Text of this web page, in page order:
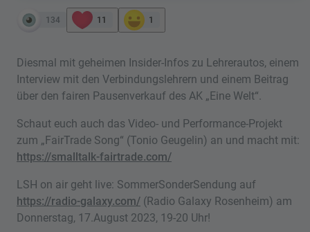
134 11 1
Diesmal mit geheimen Insider-Infos zu Lehrerautos, einem
Interview mit den Verbindungslehrern und einem Beitrag
über den fairen Pausenverkauf des AK „Eine Welt“.
Schaut euch auch das Video- und Performance-Projekt
zum „FairTrade Song“ (Tonio Geugelin) an und macht mit:
https://smalltalk-fairtrade.com/
LSH on air geht live: SommerSonderSendung auf
https://radio-galaxy.com/ (Radio Galaxy Rosenheim) am
Donnerstag, 17.August 2023, 19-20 Uhr!